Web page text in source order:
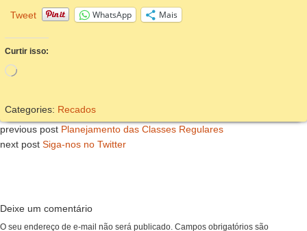
Tweet WhatsApp Mais
Curtir isso:
Carregando...
Categories: Recados
previous post Planejamento das Classes Regulares
next post Siga-nos no Twitter
Deixe um comentário
O seu endereço de e-mail não será publicado. Campos obrigatórios são